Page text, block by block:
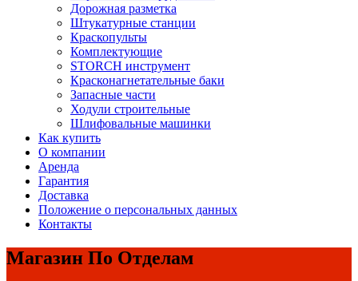
Дорожная разметка
Штукатурные станции
Краскопульты
Комплектующие
STORCH инструмент
Красконагнетательные баки
Запасные части
Ходули строительные
Шлифовальные машинки
Как купить
О компании
Аренда
Гарантия
Доставка
Положение о персональных данных
Контакты
Магазин По Отделам